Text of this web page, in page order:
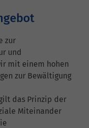
zur
und
mit einem hohen
zur Bewältigung
das Prinzip der
Miteinander